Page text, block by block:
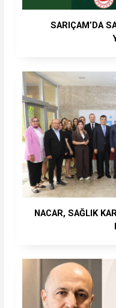
SARIÇAM’DA
NACAR, SAĞLIK